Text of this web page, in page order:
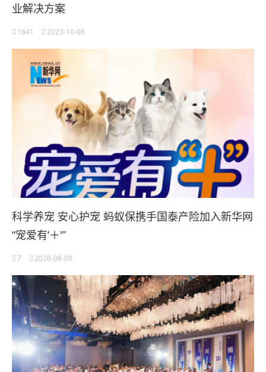
业解决方案
1641 2023-10-06
科学养宠 安心护宠 蚂蚁保携手国泰产险加入新华网
“宠爱有‘＋'”
7 2026-08-09